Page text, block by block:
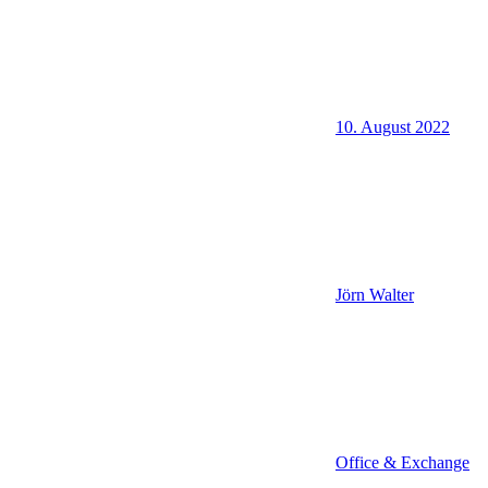
10. August 2022
Jörn Walter
Office & Exchange